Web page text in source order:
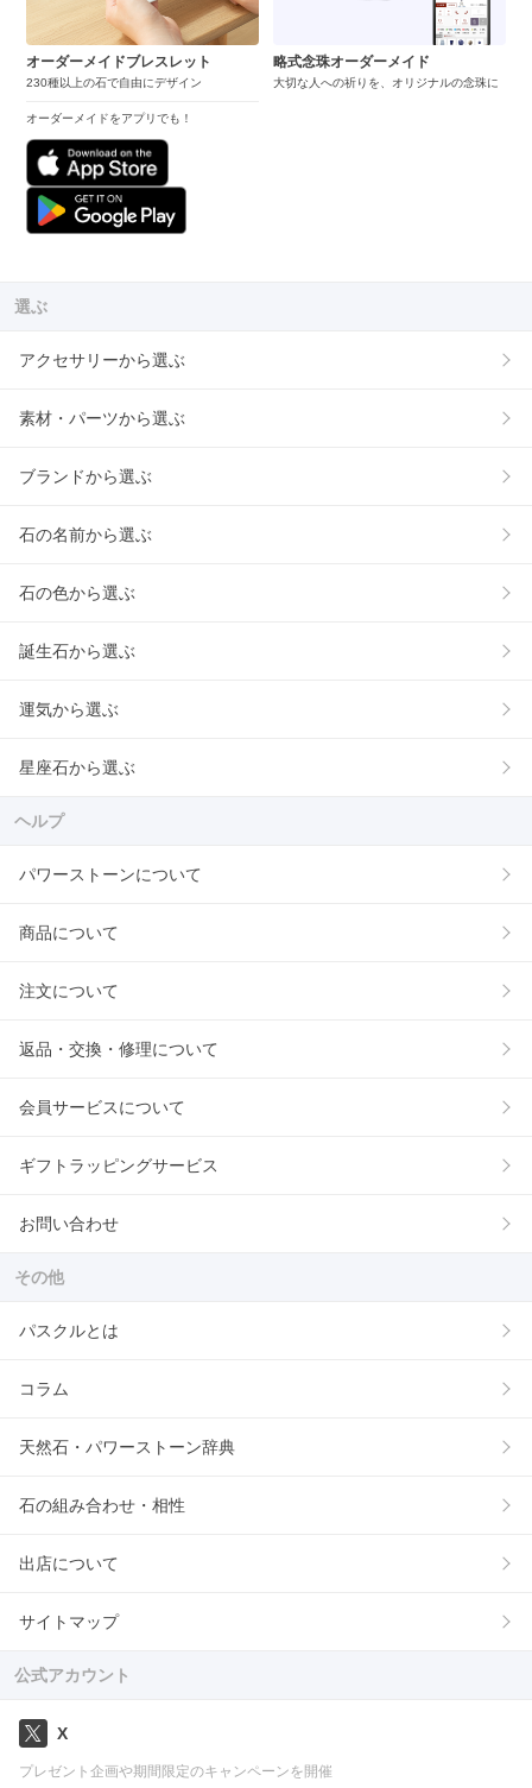
オーダーメイドブレスレット
230種以上の石で自由にデザイン
オーダーメイドをアプリでも！
略式念珠オーダーメイド
大切な人への祈りを、オリジナルの念珠に
選ぶ
アクセサリーから選ぶ
素材・パーツから選ぶ
ブランドから選ぶ
石の名前から選ぶ
石の色から選ぶ
誕生石から選ぶ
運気から選ぶ
星座石から選ぶ
ヘルプ
パワーストーンについて
商品について
注文について
返品・交換・修理について
会員サービスについて
ギフトラッピングサービス
お問い合わせ
その他
パスクルとは
コラム
天然石・パワーストーン辞典
石の組み合わせ・相性
出店について
サイトマップ
公式アカウント
X
プレゼント企画や期間限定のキャンペーンを開催